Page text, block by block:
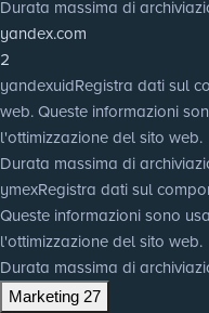
Durata massima di
yandex.com
2
yandexuidRegistra dati sul
web. Queste informazioni
l'ottimizzazione del sito web.
Durata massima di
ymexRegistra dati sul
Queste informazioni sono
l'ottimizzazione del sito web.
Durata massima di
Marketing 27